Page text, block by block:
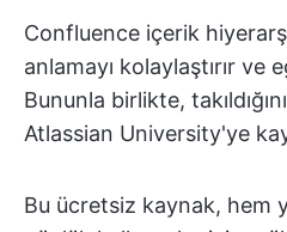
Confluence içerik
anlamayı kolaylaştırır ve
Bununla birlikte,
Atlassian University'ye
Bu ücretsiz kaynak, hem